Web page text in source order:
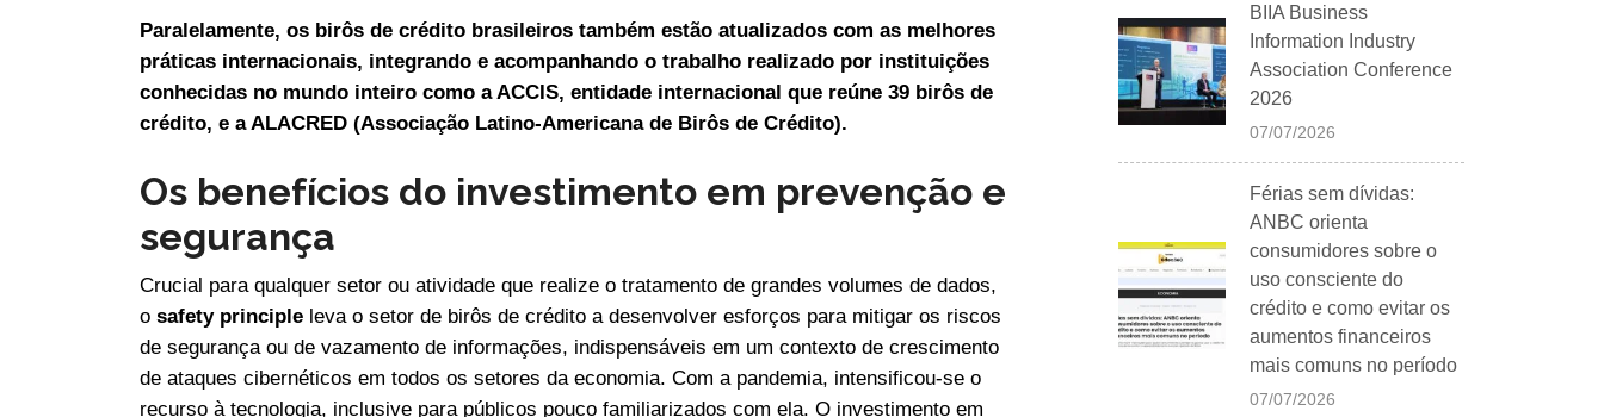
Paralelamente, os birôs de crédito brasileiros também estão atualizados com as melhores
práticas internacionais, integrando e acompanhando o trabalho realizado por instituições
conhecidas no mundo inteiro como a ACCIS, entidade internacional que reúne 39 birôs de
crédito, e a ALACRED (Associação Latino-Americana de Birôs de Crédito).
Os benefícios do investimento em prevenção e
segurança
Crucial para qualquer setor ou atividade que realize o tratamento de grandes volumes de dados,
o safety principle leva o setor de birôs de crédito a desenvolver esforços para mitigar os riscos
de segurança ou de vazamento de informações, indispensáveis em um contexto de crescimento
de ataques cibernéticos em todos os setores da economia. Com a pandemia, intensificou-se o
recurso à tecnologia, inclusive para públicos pouco familiarizados com ela. O investimento em
BIIA Business
Information Industry
Association Conference
2026
07/07/2026
Férias sem dívidas:
ANBC orienta
consumidores sobre o
uso consciente do
crédito e como evitar os
aumentos financeiros
mais comuns no período
07/07/2026